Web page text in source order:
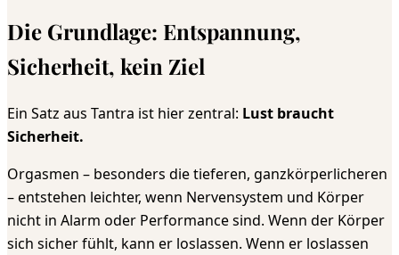
Die Grundlage: Entspannung,
Sicherheit, kein Ziel
Ein Satz aus Tantra ist hier zentral: Lust braucht
Sicherheit.
Orgasmen – besonders die tieferen, ganzkörperlicheren
– entstehen leichter, wenn Nervensystem und Körper
nicht in Alarm oder Performance sind. Wenn der Körper
sich sicher fühlt, kann er loslassen. Wenn er loslassen